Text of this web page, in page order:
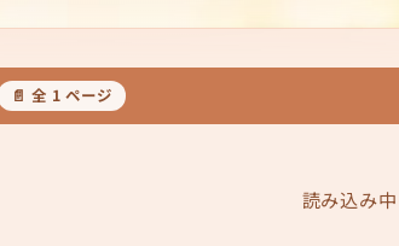
📄 全 1 ページ
読み込み